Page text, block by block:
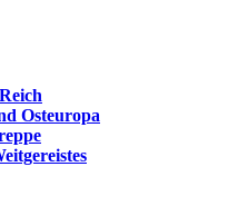
Osteuropa